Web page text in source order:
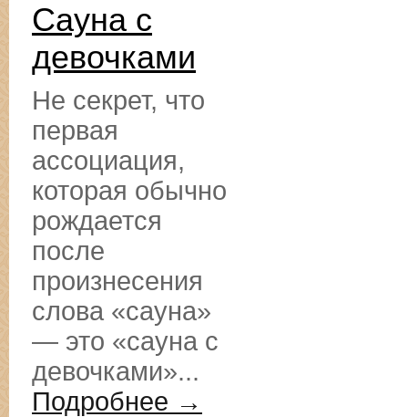
Сауна с
девочками
Не секрет, что
первая
ассоциация,
которая обычно
рождается
после
произнесения
слова «сауна»
— это «сауна с
девочками»...
Подробнее →